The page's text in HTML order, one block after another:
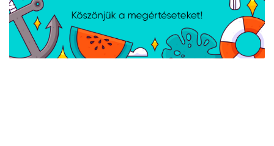
Jellemzők
PCI-expressz
csatlakozók
verziója